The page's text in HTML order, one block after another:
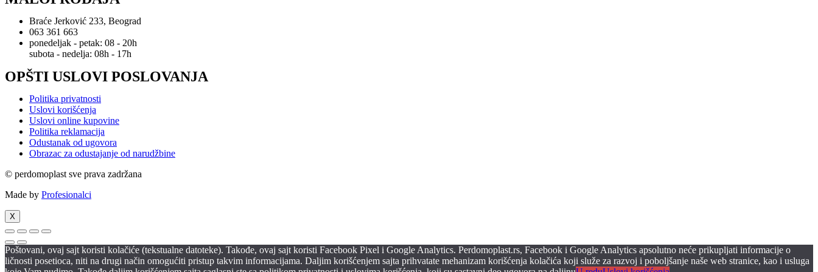
Braće Jerković 233, Beograd
063 361 663
ponedeljak - petak: 08 - 20h
subota - nedelja: 08h - 17h
OPŠTI USLOVI POSLOVANJA
Politika privatnosti
Uslovi korišćenja
Uslovi online kupovine
Politika reklamacija
Odustanak od ugovora
Obrazac za odustajanje od narudžbine
© perdomoplast sve prava zadržana
Made by Profesionalci
X
Poštovani, ovaj sajt koristi kolačiće (tekstualne datoteke). Takođe, ovaj sajt koristi Facebook Pixel i Google Analytics. Perdomoplast.rs, Facebook i Google Analytics apsolutno neće prikupljati informacije o
ličnosti posetioca, niti na drugi način omogućiti pristup takvim informacijama. Daljim korišćenjem sajta prihvatate mehanizam korišćenja kolačića koji služe za razvoj i poboljšanje naše web stranice, kao i usluga